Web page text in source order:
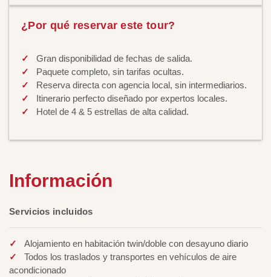
¿Por qué reservar este tour?
Gran disponibilidad de fechas de salida.
Paquete completo, sin tarifas ocultas.
Reserva directa con agencia local, sin intermediarios.
Itinerario perfecto diseñado por expertos locales.
Hotel de 4 & 5 estrellas de alta calidad.
Información
Servicios incluidos
Alojamiento en habitación twin/doble con desayuno diario
Todos los traslados y transportes en vehículos de aire
acondicionado